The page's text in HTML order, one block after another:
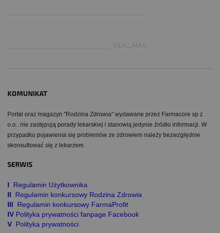
___________________________REKLAMA
KOMUNIKAT
Portal oraz magazyn "Rodzina Zdrowia" wydawane przez Farmacore sp z
o.o.. nie zastępują porady lekarskiej i stanowią jedynie źródło informacji. W
przypadku pojawienia się problemów ze zdrowiem należy bezwzględnie
skonsultować się z lekarzem.
SERWIS
I Regulamin Użytkownika
II
Regulamin konkursowy Rodzina Zdrowia
III
Regulamin konkursowy FarmaProfit
IV Polityka prywatności fanpage Facebook
V Polityka prywatności